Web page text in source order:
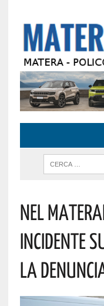
Nel
Incidente
La